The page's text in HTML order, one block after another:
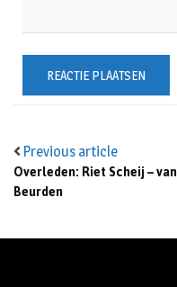
Previous article
Overleden: Riet Scheij – van
Beurden